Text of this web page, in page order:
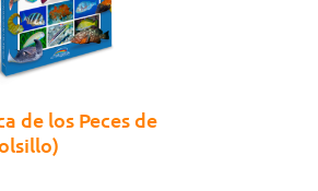
de los Peces de